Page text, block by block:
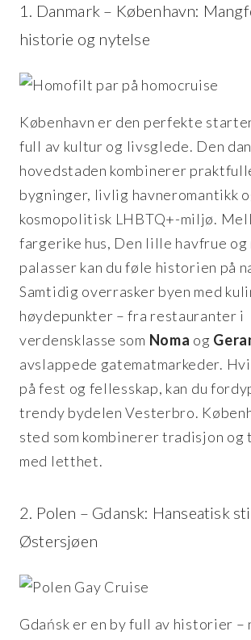
1. Danmark – København:
historie og nytelse
København er den perfekte
full av kultur og livsglede. Den
hovedstaden kombinerer
bygninger, livlig havneromantikk
kosmopolitisk LHBTQ+-miljø.
fargerike hus, Den lille havfrue og
palasser kan du føle historien på
Samtidig overrasker byen med
høydepunkter – fra restauranter i
verdensklasse som Noma og
avslappede gatematmarkeder.
på fest og fellesskap, kan du
trendy bydelen Vesterbro.
sted som kombinerer tradisjon og
med letthet.
2. Polen – Gdansk: Hanseatisk
Østersjøen
Gdańsk er en by full av historier –